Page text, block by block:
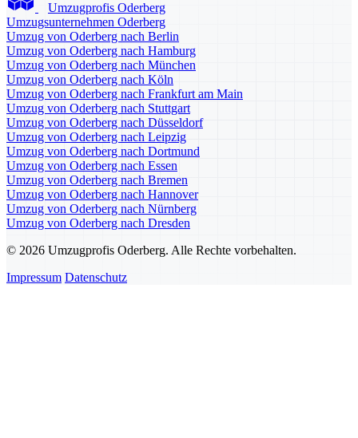
Umzugprofis Oderberg
Umzugsunternehmen Oderberg
Umzug von Oderberg nach Berlin
Umzug von Oderberg nach Hamburg
Umzug von Oderberg nach München
Umzug von Oderberg nach Köln
Umzug von Oderberg nach Frankfurt am Main
Umzug von Oderberg nach Stuttgart
Umzug von Oderberg nach Düsseldorf
Umzug von Oderberg nach Leipzig
Umzug von Oderberg nach Dortmund
Umzug von Oderberg nach Essen
Umzug von Oderberg nach Bremen
Umzug von Oderberg nach Hannover
Umzug von Oderberg nach Nürnberg
Umzug von Oderberg nach Dresden
© 2026 Umzugprofis Oderberg. Alle Rechte vorbehalten.
Impressum Datenschutz